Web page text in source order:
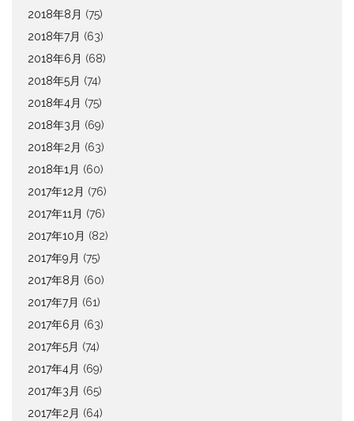
2018年8月 (75)
2018年7月 (63)
2018年6月 (68)
2018年5月 (74)
2018年4月 (75)
2018年3月 (69)
2018年2月 (63)
2018年1月 (60)
2017年12月 (76)
2017年11月 (76)
2017年10月 (82)
2017年9月 (75)
2017年8月 (60)
2017年7月 (61)
2017年6月 (63)
2017年5月 (74)
2017年4月 (69)
2017年3月 (65)
2017年2月 (64)